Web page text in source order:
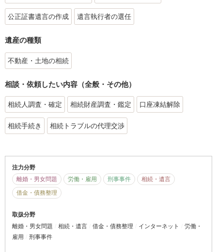
公正証書遺言の作成 遺言執行者の選任
遺産の種類
不動産・土地の相続
相談・依頼したい内容（全般・その他）
相続人調査・確定 相続財産調査・鑑定 口座凍結解除
相続手続き 相続トラブルの代理交渉
注力分野
離婚・男女問題
労働・雇用 刑事事件
相続・遺言
借金・債務整理
取扱分野
離婚・男女問題
相続・遺言 借金・債務整理 インターネット
労働・
雇用
刑事事件